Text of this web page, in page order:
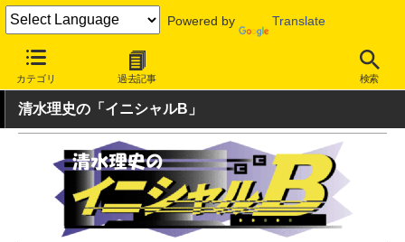
Powered by Translate
カテゴリ 過去記事 検索
INTERNET Watch ハードウェア
清水理史の「イニシャルB」